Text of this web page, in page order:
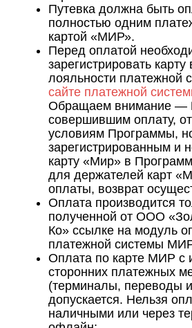
Путевка должна быть
полностью одним
картой «МИР».
Перед оплатой
зарегистрировать
лояльности платежной
сайте платежной
Обращаем внимание —
совершившим оплату,
условиям Программы,
зарегистрированным и
карту «Мир» в
для держателей карт
оплаты, возврат
Оплата производится
полученной от ООО
Ко» ссылке на модуль
платежной системы
Оплата по карте МИР с
сторонних платежных
(терминалы, переводы
допускается. Нельзя
наличными или через